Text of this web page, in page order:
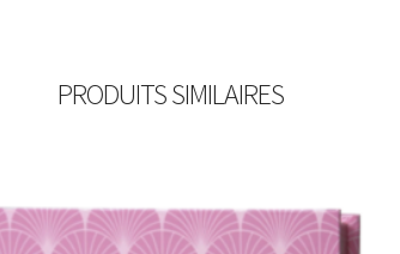
PRODUITS SIMILAIRES